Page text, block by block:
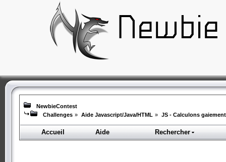
NewbieContest
Challenges » Aide Javascript/Java/HTML » JS - Calculons
Accueil Aide Rechercher